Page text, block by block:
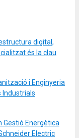
digital,
és la clau
i Enginyeria
Industrials
Gestió Energètica
Electric